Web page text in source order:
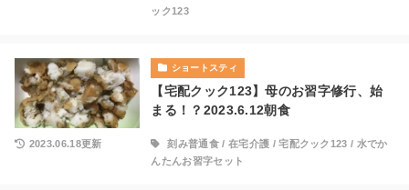
ック123
ショートスティ
【宅配クック123】母のお習字修行、始
まる！？2023.6.12朝食
2023.06.18更新 刻み普通食/ 在宅介護 /宅配クック123 / 水でか
んたんお習字セット